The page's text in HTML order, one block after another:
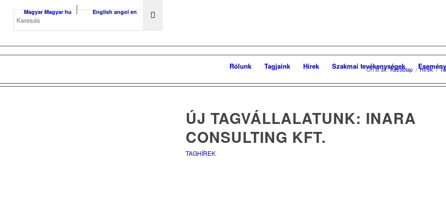
Magyar Magyar hu English angol en
Rólunk Tagjaink Hírek Szakmai tevékenységek
Ön itt áll: Kezdőlap / Hírek /
ÚJ TAGVÁLLALATUNK: INARA
CONSULTING KFT.
TAGHÍREK